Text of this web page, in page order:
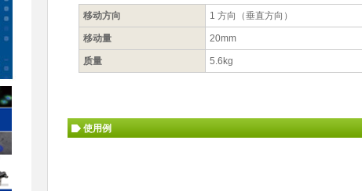
移动方向 1 方向（垂直方向）
移动量 20mm
质量 5.6kg
使用例